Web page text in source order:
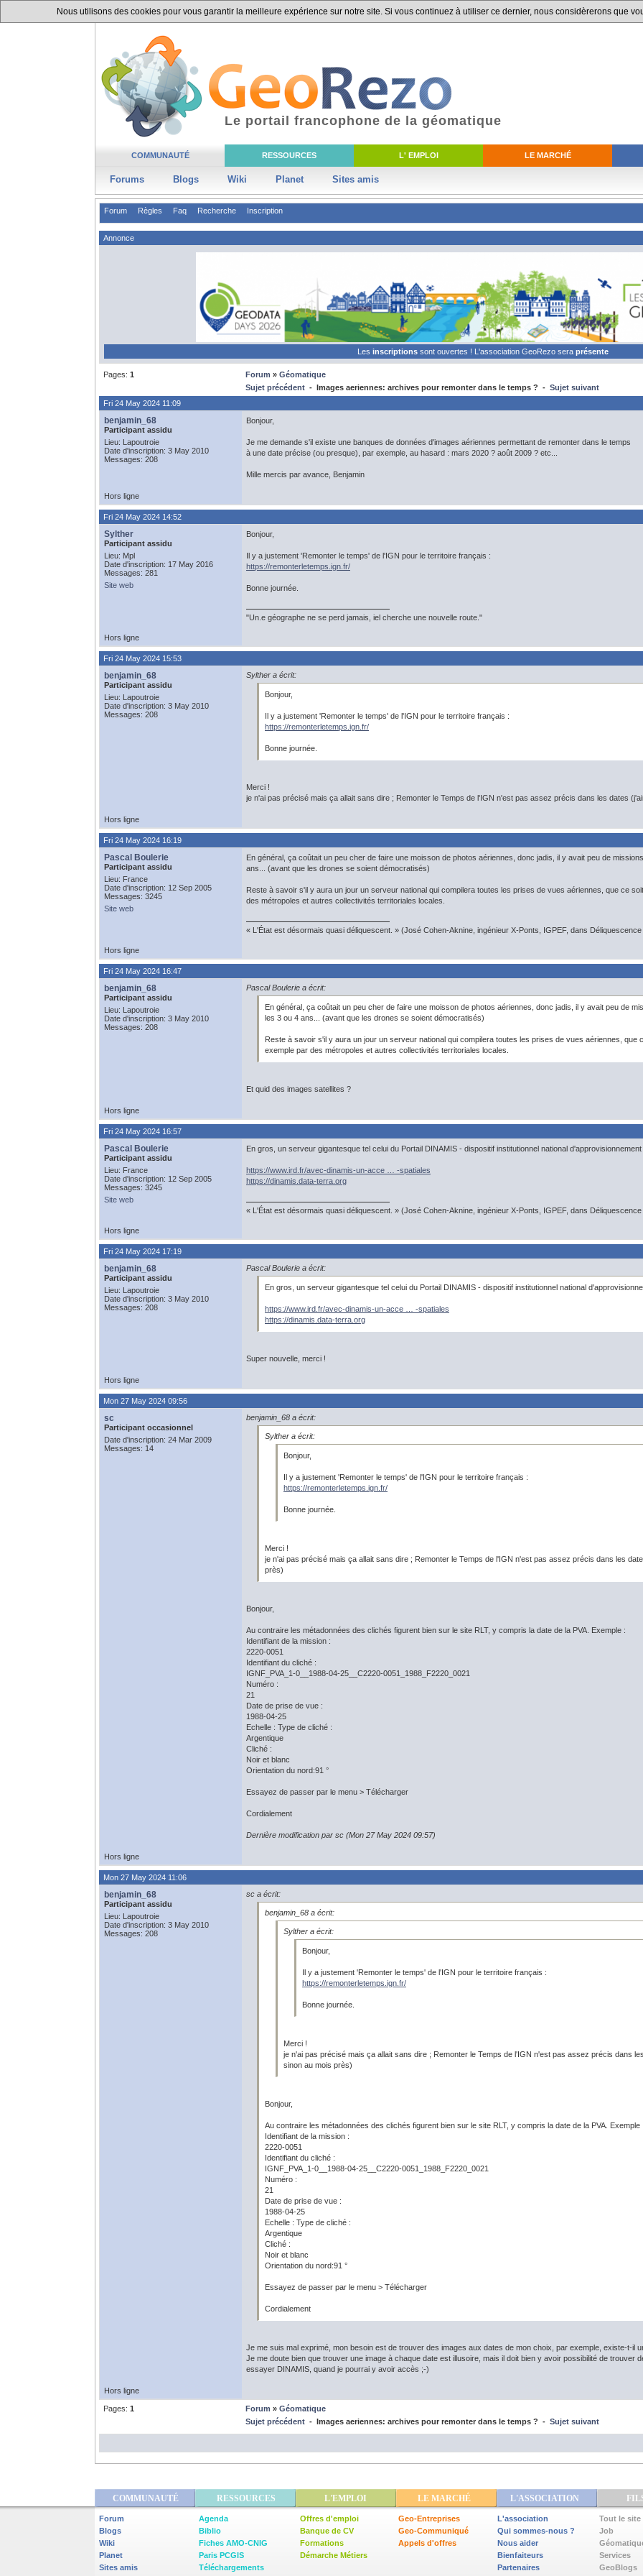
Nous utilisons des cookies pour vous garantir la meilleure expérience sur notre site. Si vous continuez à utiliser ce dernier, nous considèrerons que
COMMUNAUTÉ RESSOURCES L' EMPLOI LE MARCHÉ
Forums Blogs Wiki Planet Sites amis
Le portail francophone de la géomatique
Forum Règles Faq Recherche Inscription
Annonce
Les inscriptions sont ouvertes ! L'association GeoRezo sera présente
Pages: 1 Forum » Géomatique
Sujet précédent - Images aeriennes: archives pour remonter dans le temps ? - Sujet suivant
Fri 24 May 2024 11:09
benjamin_68
Participant assidu
Lieu: Lapoutroie
Date d'inscription: 3 May 2010
Messages: 208
Bonjour,
Je me demande s'il existe une banques de données d'images aériennes permettant de remonter dans le temps
à une date précise (ou presque), par exemple, au hasard : mars 2020 ? août 2009 ? etc...
Mille mercis par avance, Benjamin
Hors ligne
Fri 24 May 2024 14:52
Sylther
Participant assidu
Lieu: Mpl
Date d'inscription: 17 May 2016
Messages: 281
Site web
Bonjour,
Il y a justement 'Remonter le temps' de l'IGN pour le territoire français :
https://remonterletemps.ign.fr/
Bonne journée.
"Un.e géographe ne se perd jamais, iel cherche une nouvelle route."
Hors ligne
Fri 24 May 2024 15:53
benjamin_68
Participant assidu
Lieu: Lapoutroie
Date d'inscription: 3 May 2010
Messages: 208
Sylther a écrit:
Bonjour,
Il y a justement 'Remonter le temps' de l'IGN pour le territoire français :
https://remonterletemps.ign.fr/
Bonne journée.
Merci !
je n'ai pas précisé mais ça allait sans dire ; Remonter le Temps de l'IGN n'est pas assez précis dans les dates
Hors ligne
Fri 24 May 2024 16:19
Pascal Boulerie
Participant assidu
Lieu: France
Date d'inscription: 12 Sep 2005
Messages: 3245
Site web
En général, ça coûtait un peu cher de faire une moisson de photos aériennes, donc jadis, il y avait peu de
ans... (avant que les drones se soient démocratisés)
Reste à savoir s'il y aura un jour un serveur national qui compilera toutes les prises de vues aériennes, que ce
des métropoles et autres collectivités territoriales locales.
« L'État est désormais quasi déliquescent. » (José Cohen-Aknine, ingénieur X-Ponts, IGPEF, dans
Hors ligne
Fri 24 May 2024 16:47
benjamin_68
Participant assidu
Lieu: Lapoutroie
Date d'inscription: 3 May 2010
Messages: 208
Pascal Boulerie a écrit:
En général, ça coûtait un peu cher de faire une moisson de photos aériennes, donc jadis, il y avait peu de
les 3 ou 4 ans... (avant que les drones se soient démocratisés)
Reste à savoir s'il y aura un jour un serveur national qui compilera toutes les prises de vues aériennes,
exemple par des métropoles et autres collectivités territoriales locales.
Et quid des images satellites ?
Hors ligne
Fri 24 May 2024 16:57
Pascal Boulerie
Participant assidu
Lieu: France
Date d'inscription: 12 Sep 2005
Messages: 3245
Site web
En gros, un serveur gigantesque tel celui du Portail DINAMIS - dispositif institutionnel national
https://www.ird.fr/avec-dinamis-un-acce … -spatiales
https://dinamis.data-terra.org
« L'État est désormais quasi déliquescent. » (José Cohen-Aknine, ingénieur X-Ponts, IGPEF, dans
Hors ligne
Fri 24 May 2024 17:19
benjamin_68
Participant assidu
Lieu: Lapoutroie
Date d'inscription: 3 May 2010
Messages: 208
Pascal Boulerie a écrit:
En gros, un serveur gigantesque tel celui du Portail DINAMIS - dispositif institutionnel national
https://www.ird.fr/avec-dinamis-un-acce … -spatiales
https://dinamis.data-terra.org
Super nouvelle, merci !
Hors ligne
Mon 27 May 2024 09:56
sc
Participant occasionnel
Date d'inscription: 24 Mar 2009
Messages: 14
benjamin_68 a écrit:
Sylther a écrit:
Bonjour,
Il y a justement 'Remonter le temps' de l'IGN pour le territoire français :
https://remonterletemps.ign.fr/
Bonne journée.
Merci !
je n'ai pas précisé mais ça allait sans dire ; Remonter le Temps de l'IGN n'est pas assez précis dans les
près)
Bonjour,
Au contraire les métadonnées des clichés figurent bien sur le site RLT, y compris la date de la PVA. Exemple :
Identifiant de la mission :
2220-0051
Identifiant du cliché :
IGNF_PVA_1-0__1988-04-25__C2220-0051_1988_F2220_0021
Numéro :
21
Date de prise de vue :
1988-04-25
Echelle : Type de cliché :
Argentique
Cliché :
Noir et blanc
Orientation du nord:91 °
Essayez de passer par le menu > Télécharger
Cordialement
Dernière modification par sc (Mon 27 May 2024 09:57)
Hors ligne
Mon 27 May 2024 11:06
benjamin_68
Participant assidu
Lieu: Lapoutroie
Date d'inscription: 3 May 2010
Messages: 208
sc a écrit:
benjamin_68 a écrit:
Sylther a écrit:
Bonjour,
Il y a justement 'Remonter le temps' de l'IGN pour le territoire français :
https://remonterletemps.ign.fr/
Bonne journée.
Merci !
je n'ai pas précisé mais ça allait sans dire ; Remonter le Temps de l'IGN n'est pas assez précis dans
sinon au mois près)
Bonjour,
Au contraire les métadonnées des clichés figurent bien sur le site RLT, y compris la date de la PVA. Exemple
Identifiant de la mission :
2220-0051
Identifiant du cliché :
IGNF_PVA_1-0__1988-04-25__C2220-0051_1988_F2220_0021
Numéro :
21
Date de prise de vue :
1988-04-25
Echelle : Type de cliché :
Argentique
Cliché :
Noir et blanc
Orientation du nord:91 °
Essayez de passer par le menu > Télécharger
Cordialement
Je me suis mal exprimé, mon besoin est de trouver des images aux dates de mon choix, par exemple, existe-t-il
Je me doute bien que trouver une image à chaque date est illusoire, mais il doit bien y avoir possibilité de trouver
essayer DINAMIS, quand je pourrai y avoir accès ;-)
Hors ligne
Pages: 1 Forum » Géomatique
Sujet précédent - Images aeriennes: archives pour remonter dans le temps ? - Sujet suivant
COMMUNAUTÉ RESSOURCES L'EMPLOI LE MARCHÉ L'ASSOCIATION
Forum
Blogs
Wiki
Planet
Sites amis
Agenda
Biblio
Fiches AMO-CNIG
Paris PCGIS
Téléchargements
Offres d'emploi
Banque de CV
Formations
Démarche Métiers
Geo-Entreprises
Geo-Communiqué
Appels d'offres
L'association
Qui sommes-nous ?
Nous aider
Bienfaiteurs
Partenaires
Tout le site
Job
Services
GeoBlogs